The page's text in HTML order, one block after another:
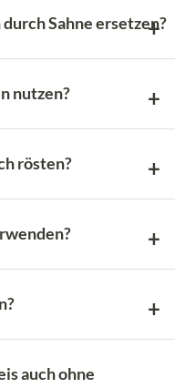
Sahne ersetzen?
nutzen?
rösten?
auch ohne